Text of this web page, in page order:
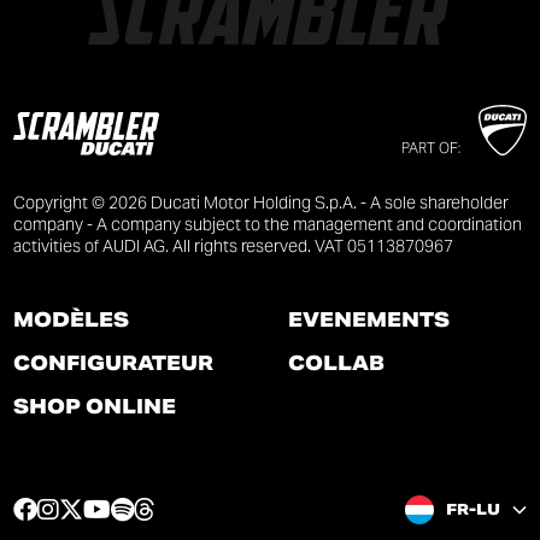
PART OF:
Copyright © 2026 Ducati Motor Holding S.p.A. - A sole shareholder
company - A company subject to the management and coordination
activities of AUDI AG. All rights reserved. VAT 05113870967
MODÈLES
CONFIGURATEUR
SHOP ONLINE
ÉVÉNEMENTS
COLLAB
F I T Y S FR-LU